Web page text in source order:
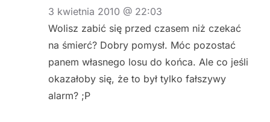
3 kwietnia 2010 @ 22:03
Wolisz zabić się przed czasem niż czekać
na śmierć? Dobry pomysł. Móc pozostać
panem własnego losu do końca. Ale co jeśli
okazałoby się, że to był tylko fałszywy
alarm? ;P